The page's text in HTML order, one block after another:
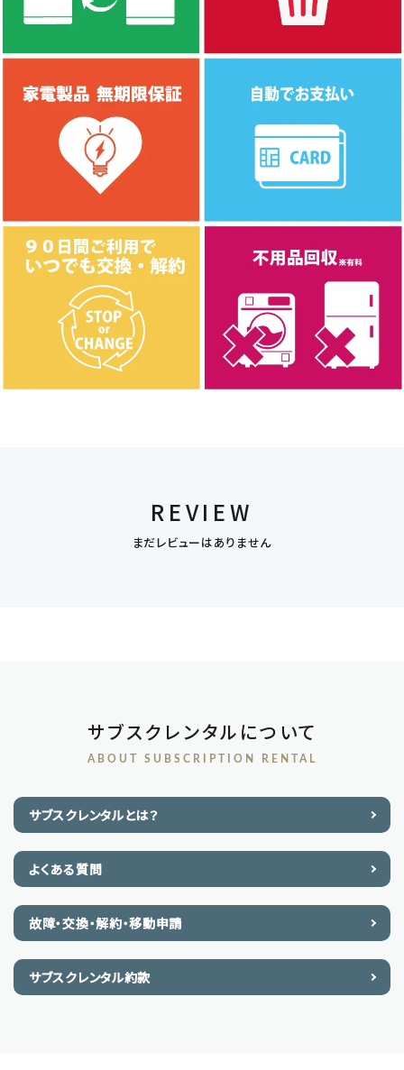
REVIEW
まだレビューはありません
サブスクレンタルについて
ABOUT SUBSCRIPTION RENTAL
サブスクレンタルとは？
よくある質問
故障・交換・解約・移動申請
サブスクレンタル約款